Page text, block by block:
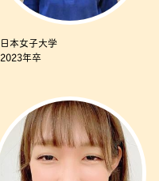
日本女子大学
2023年卒